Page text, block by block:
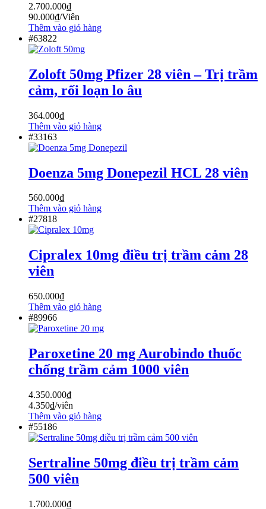
2.700.000₫
90.000₫/Viên
Thêm vào giỏ hàng
#63822
Zoloft 50mg Pfizer 28 viên – Trị trầm
cảm, rối loạn lo âu
364.000₫
Thêm vào giỏ hàng
#33163
Doenza 5mg Donepezil HCL 28 viên
560.000₫
Thêm vào giỏ hàng
#27818
Cipralex 10mg điều trị trầm cảm 28
viên
650.000₫
Thêm vào giỏ hàng
#89966
Paroxetine 20 mg Aurobindo thuốc
chống trầm cảm 1000 viên
4.350.000₫
4.350₫/viên
Thêm vào giỏ hàng
#55186
Sertraline 50mg điều trị trầm cảm
500 viên
1.700.000₫